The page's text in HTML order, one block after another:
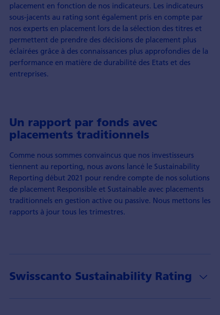
placement en fonction de nos indicateurs. Les indicateurs
sous-jacents au rating sont également pris en compte par
nos experts en placement lors de la sélection des titres et
permettent de prendre des décisions de placement plus
éclairées grâce à des connaissances plus approfondies de la
performance en matière de durabilité des Etats et des
entreprises.
Un rapport par fonds avec
placements traditionnels
Comme nous sommes convaincus que nos investisseurs
tiennent au reporting, nous avons lancé le Sustainability
Reporting début 2021 pour rendre compte de nos solutions
de placement Responsible et Sustainable avec placements
traditionnels en gestion active ou passive. Nous mettons les
rapports à jour tous les trimestres.
Swisscanto Sustainability Rating